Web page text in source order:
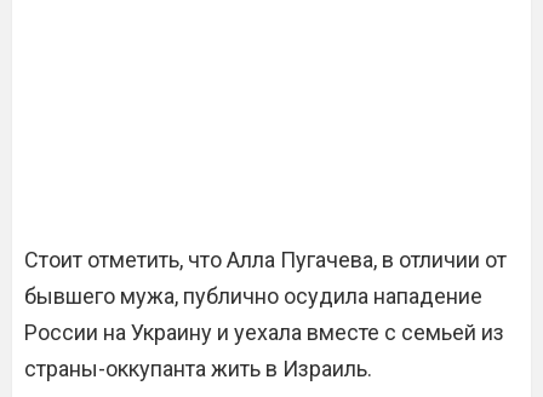
Стоит отметить, что Алла Пугачева, в отличии от
бывшего мужа, публично осудила нападение
России на Украину и уехала вместе с семьей из
страны-оккупанта жить в Израиль.